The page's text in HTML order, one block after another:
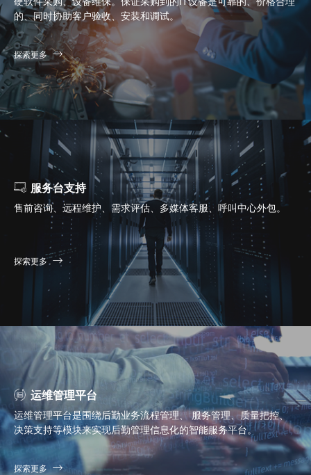
的、同时协助客户验收、安装和调试。
探索更多
服务台支持
售前咨询、远程维护、需求评估、多媒体客服、呼叫中心外包。
探索更多
运维管理平台
运维管理平台是围绕后勤业务流程管理、 服务管理、质量把控、
决策支持等模块来实现后勤管理信息化的智能服务平台。
探索更多